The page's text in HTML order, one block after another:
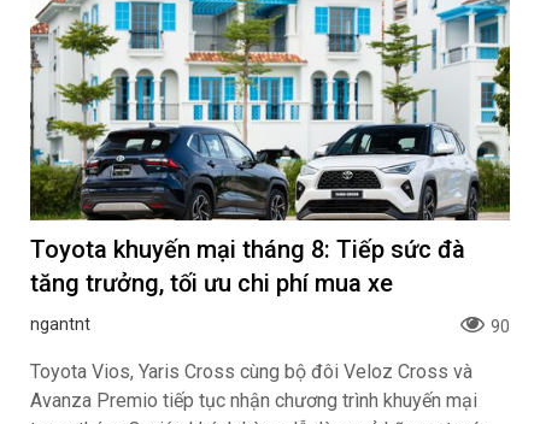
Toyota khuyến mại tháng 8: Tiếp sức đà
tăng trưởng, tối ưu chi phí mua xe
ngantnt 90
Toyota Vios, Yaris Cross cùng bộ đôi Veloz Cross và
Avanza Premio tiếp tục nhận chương trình khuyến mại